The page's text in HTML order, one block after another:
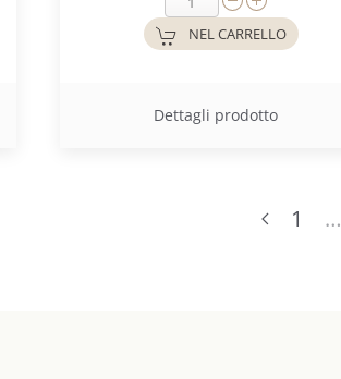
NEL CARRELLO
Dettagli prodotto
1 …